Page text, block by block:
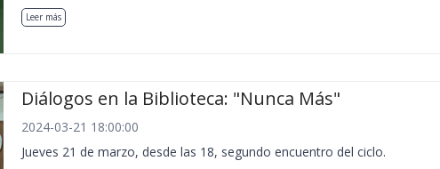
Leer más
Diálogos en la Biblioteca: "Nunca Más"
2024-03-21 18:00:00
Jueves 21 de marzo, desde las 18, segundo encuentro del ciclo.